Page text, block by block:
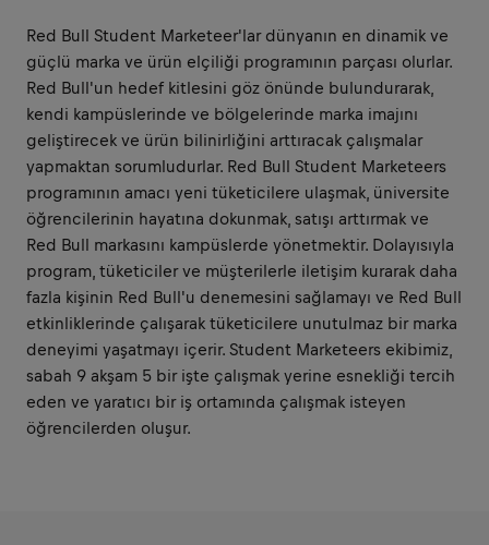
Red Bull Student Marketeer'lar dünyanın en dinamik ve
güçlü marka ve ürün elçiliği programının parçası olurlar.
Red Bull'un hedef kitlesini göz önünde bulundurarak,
kendi kampüslerinde ve bölgelerinde marka imajını
geliştirecek ve ürün bilinirliğini arttıracak çalışmalar
yapmaktan sorumludurlar. Red Bull Student Marketeers
programının amacı yeni tüketicilere ulaşmak, üniversite
öğrencilerinin hayatına dokunmak, satışı arttırmak ve
Red Bull markasını kampüslerde yönetmektir. Dolayısıyla
program, tüketiciler ve müşterilerle iletişim kurarak daha
fazla kişinin Red Bull'u denemesini sağlamayı ve Red Bull
etkinliklerinde çalışarak tüketicilere unutulmaz bir marka
deneyimi yaşatmayı içerir. Student Marketeers ekibimiz,
sabah 9 akşam 5 bir işte çalışmak yerine esnekliği tercih
eden ve yaratıcı bir iş ortamında çalışmak isteyen
öğrencilerden oluşur.